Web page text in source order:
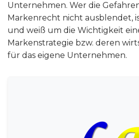
Unternehmen. Wer die
Markenrecht nicht ausblendet,
und weiß um die Wichtigkeit
Markenstrategie bzw. deren
für das eigene Unternehmen.